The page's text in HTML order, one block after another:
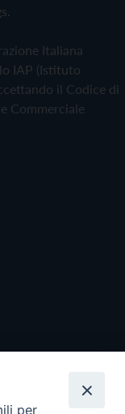
Italiana
IAP (Istituto
il Codice di
Commerciale
per